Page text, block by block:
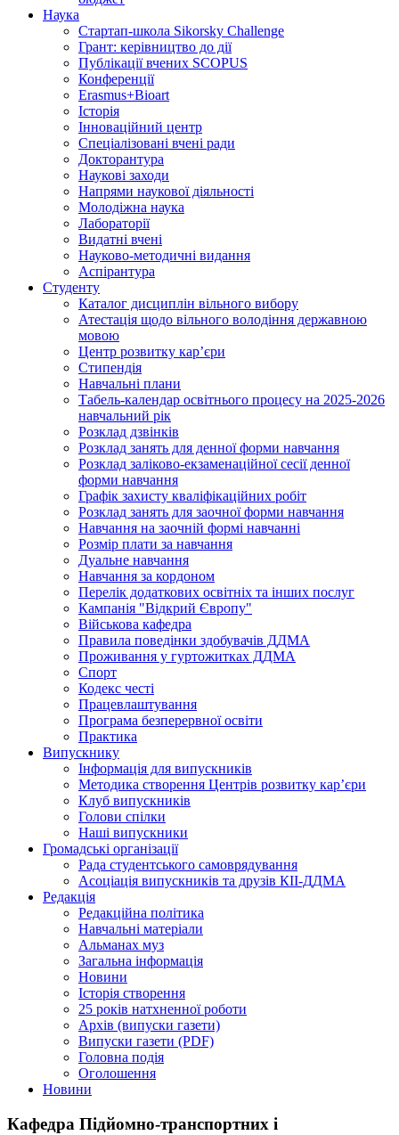
Наука
Стартап-школа Sikorsky Challenge
Грант: керівництво до дії
Публікації вчених SCOPUS
Конференції
Erasmus+Bioart
Історія
Інноваційний центр
Спеціалізовані вчені ради
Докторантура
Наукові заходи
Напрями наукової діяльності
Молодіжна наука
Лабораторії
Видатні вчені
Науково-методичні видання
Аспірантура
Студенту
Каталог дисциплін вільного вибору
Атестація щодо вільного володіння державною
мовою
Центр розвитку кар’єри
Стипендія
Навчальні плани
Табель-календар освітнього процесу на 2025-2026
навчальний рік
Розклад дзвінків
Розклад занять для денної форми навчання
Розклад заліково-екзаменаційної сесії денної
форми навчання
Графік захисту кваліфікаційних робіт
Розклад занять для заочної форми навчання
Навчання на заочній формі навчанні
Розмір плати за навчання
Дуальне навчання
Навчання за кордоном
Перелік додаткових освітніх та інших послуг
Кампанія "Відкрий Європу"
Військова кафедра
Правила поведінки здобувачів ДДМА
Проживання у гуртожитках ДДМА
Спорт
Кодекс честі
Працевлаштування
Програма безперервної освіти
Практика
Випускнику
Інформація для випускників
Методика створення Центрів розвитку кар’єри
Клуб випускників
Голови спілки
Наші випускники
Громадські організації
Рада студентського самоврядування
Асоціація випускників та друзів КІІ-ДДМА
Редакція
Редакційна політика
Навчальні матеріали
Альманах муз
Загальна інформація
Новини
Історія створення
25 років натхненної роботи
Архів (випуски газети)
Випуски газети (PDF)
Головна подія
Оголошення
Новини
Кафедра Підйомно-транспортних і